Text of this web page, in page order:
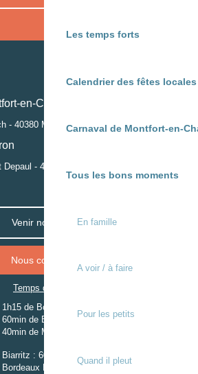
Les temps forts
Calendrier des fêtes
Carnaval de Montfort-en-
Tous les bons moments
En famille
A voir / à faire
Pour les petits
Quand il pleut
en-Chalosse
- 40380 MONTFORT-EN-CHALOSSE
- 40250 MUGRON
Venir nous voir
Nous contacter
Temps de trajet
1h15 de Bordeaux
60min de Biarritz
40min de Mont-de-Marsan
Biarritz : 60km
Bordeaux Mérignac : 110km